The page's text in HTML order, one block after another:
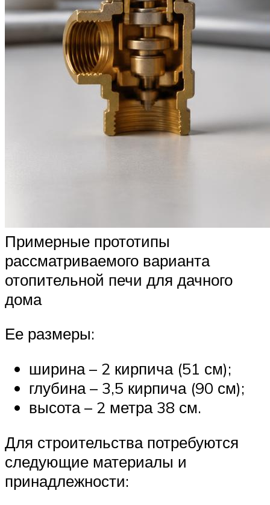
Примерные прототипы
рассматриваемого варианта
отопительной печи для дачного
дома
Ее размеры:
ширина – 2 кирпича (51 см);
глубина – 3,5 кирпича (90 см);
высота – 2 метра 38 см.
Для строительства потребуются
следующие материалы и
принадлежности: